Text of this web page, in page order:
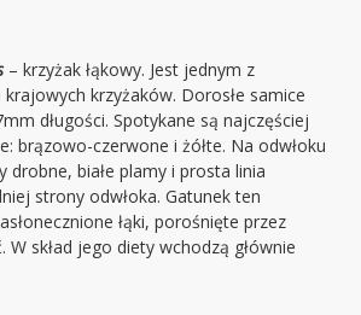
– krzyżak łąkowy. Jest jednym z
krzyżaków. Dorosłe samice
długości. Spotykane są najczęściej
brązowo-czerwone i żółte. Na odwłoku
drobne, białe plamy i prosta linia
strony odwłoka. Gatunek ten
łąki, porośnięte przez
W skład jego diety wchodzą głównie